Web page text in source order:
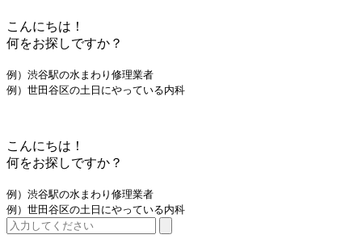
こんにちは！
何をお探しですか？
例）渋谷駅の水まわり修理業者
例）世田谷区の土日にやっている内科
こんにちは！
何をお探しですか？
例）渋谷駅の水まわり修理業者
例）世田谷区の土日にやっている内科